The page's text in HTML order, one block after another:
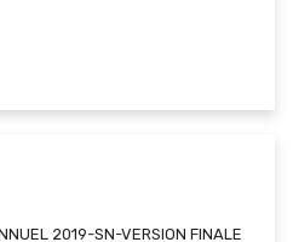
2019-SN-VERSION FINALE